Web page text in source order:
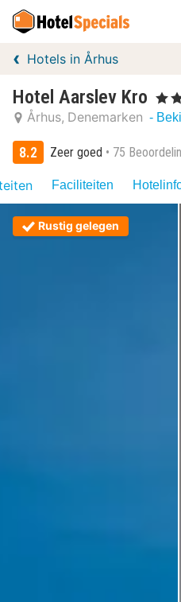
Hotels in Århus
Hotel Aarslev Kro , 3
Århus Denemarken -
8.2 Zeer goed 75
Faciliteiten
Rustig gelegen